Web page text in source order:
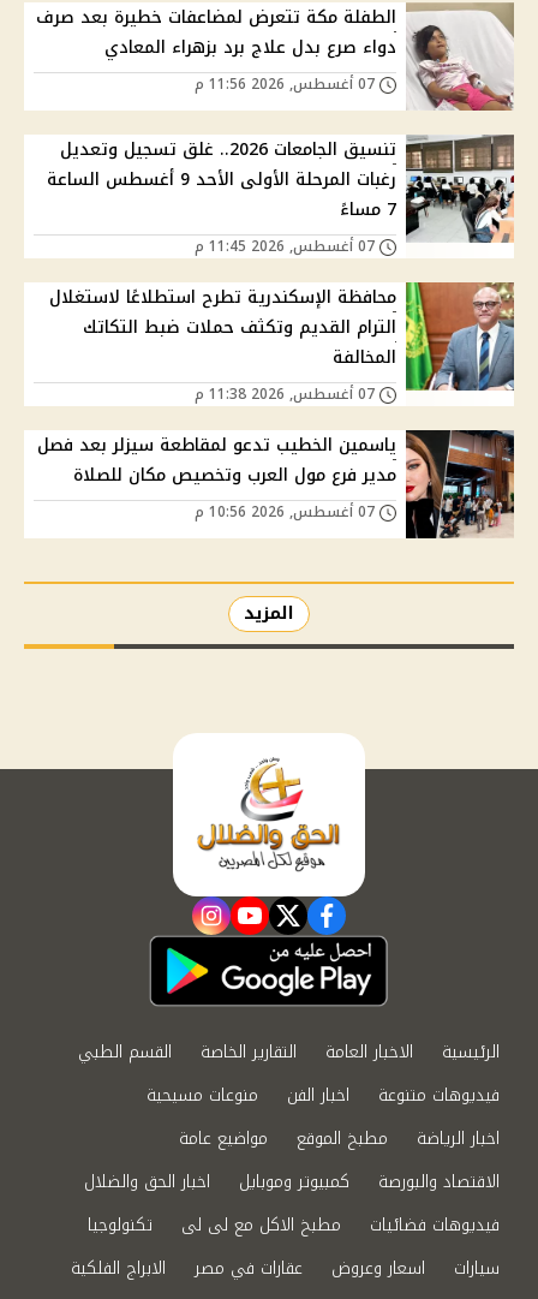
الطفلة مكة تتعرض لمضاعفات خطيرة بعد صرف
دواء صرع بدل علاج برد بزهراء المعادي
تنسيق الجامعات 2026.. غلق تسجيل وتعديل
رغبات المرحلة الأولى الأحد 9 أغسطس الساعة
7 مساءً
محافظة الإسكندرية تطرح استطلاعًا لاستغلال
الترام القديم وتكثف حملات ضبط التكاتك
المخالفة
ياسمين الخطيب تدعو لمقاطعة سيزلر بعد فصل
مدير فرع مول العرب وتخصيص مكان للصلاة
المزيد
facebook
twitter
youtube
instagram
الرئيسية الاخبار العامة التقارير الخاصة
القسم الطبي
فيديوهات متنوعة
اخبار الفن
منوعات مسيحية
اخبار الرياضة
مطبخ الموقع
مواضيع عامة
الاقتصاد والبورصة
كمبيوتر وموبايل
اخبار الحق والضلال
فيديوهات فضائيات
مطبخ الاكل مع لى لى
تكنولوجيا
سيارات
اسعار وعروض عقارات في مصر
الابراج الفلكية